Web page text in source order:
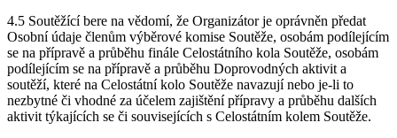
4.5 Soutěžící bere na vědomí, že Organizátor je oprávněn předat
Osobní údaje členům výběrové komise Soutěže, osobám podílejícím
se na přípravě a průběhu finále Celostátního kola Soutěže, osobám
podílejícím se na přípravě a průběhu Doprovodných aktivit a
soutěží, které na Celostátní kolo Soutěže navazují nebo je-li to
nezbytné či vhodné za účelem zajištění přípravy a průběhu dalších
aktivit týkajících se či souvisejících s Celostátním kolem Soutěže.